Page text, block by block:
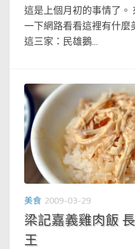
這是上個月初的事情了。
一下網路看看這裡有什麼
這三家：民雄鵝...
美食 2009-03-29
梁記嘉義雞肉飯
王